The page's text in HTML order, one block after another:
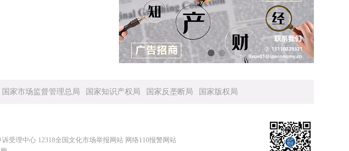
国家市场监督管理总局 国家知识产权局 国家反垄断局 国家版权局
诉受理中心 12318全国文化市场举报网站 网络110报警网站